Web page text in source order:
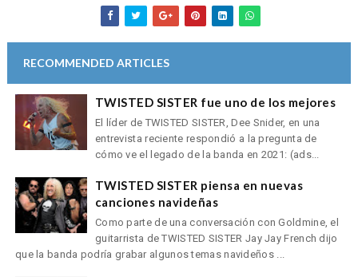
RECOMMENDED ARTICLES
TWISTED SISTER fue uno de los mejores
El líder de TWISTED SISTER, Dee Snider, en una
entrevista reciente respondió a la pregunta de
cómo ve el legado de la banda en 2021: (ads...
TWISTED SISTER piensa en nuevas
canciones navideñas
Como parte de una conversación con Goldmine, el
guitarrista de TWISTED SISTER Jay Jay French dijo
que la banda podría grabar algunos temas navideños ...